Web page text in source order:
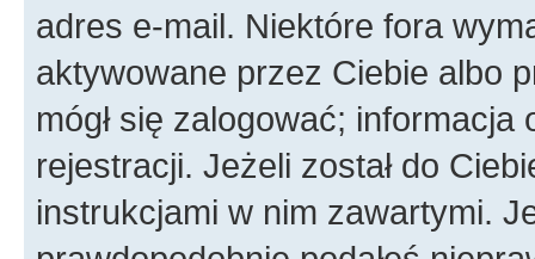
adres e-mail. Niektóre fora
aktywowane przez Ciebie albo
mógł się zalogować;
rejestracji. Jeżeli został do
instrukcjami w nim zawartymi.